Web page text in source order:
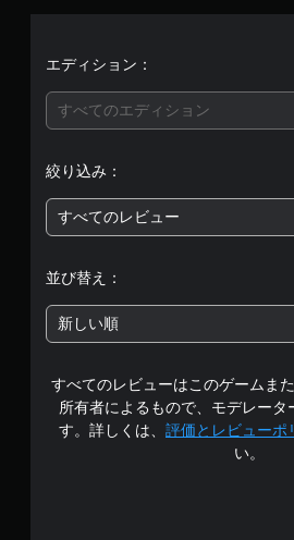
エディション：
すべてのエディション
絞り込み：
すべてのレビュー
並び替え：
新しい順
すべてのレビューはこのゲームま
所有者によるもので、モデレータ
す。詳しくは、 評価とレビューポ
い。